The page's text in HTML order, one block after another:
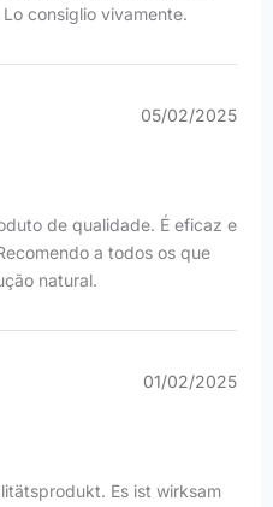
consiglio vivamente.
05/02/2025
de qualidade. É eficaz e
a todos os que
natural.
01/02/2025
Es ist wirksam